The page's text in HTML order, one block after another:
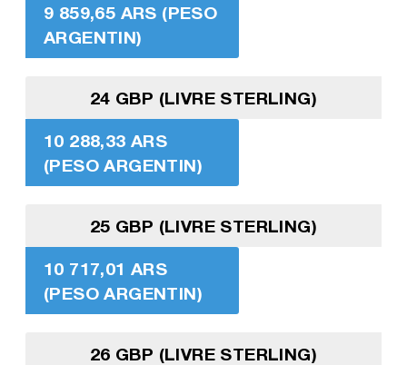
9 859,65 ARS (PESO
ARGENTIN)
24 GBP (LIVRE STERLING)
10 288,33 ARS
(PESO ARGENTIN)
25 GBP (LIVRE STERLING)
10 717,01 ARS
(PESO ARGENTIN)
26 GBP (LIVRE STERLING)